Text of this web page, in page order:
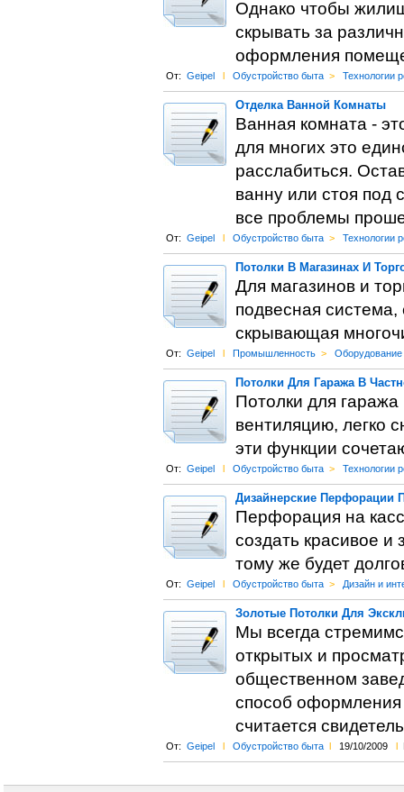
Однако чтобы
скрывать за
оформления
От: Geipel l Обустройство быта > Технологии
Отделка Ванной Комнаты
Ванная комната -
для многих это
расслабиться.
ванну или стоя под
все проблемы
От: Geipel l Обустройство быта > Технологии
Потолки В Магазинах И
Для магазинов и
подвесная
скрывающая
От: Geipel l Промышленность > Оборудование
Потолки Для Гаража В
Потолки для
вентиляцию, легко
эти функции
От: Geipel l Обустройство быта > Технологии
Дизайнерские Перфорации
Перфорация на
создать красивое
тому же будет
От: Geipel l Обустройство быта > Дизайн и
Золотые Потолки Для
Мы всегда
открытых и
общественном
способ оформления
считается
От: Geipel l Обустройство быта l 19/10/2009 l